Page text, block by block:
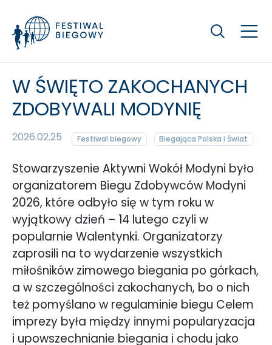
Szukaj
W ŚWIĘTO ZAKOCHANYCH
ZDOBYWALI MODYNIĘ
2026.02.25 Festiwal biegowy Biegająca Polska i Świat
Stowarzyszenie Aktywni Wokół Modyni było
organizatorem Biegu Zdobywców Modyni
2026, które odbyło się w tym roku w
wyjątkowy dzień – 14 lutego czyli w
popularnie Walentynki. Organizatorzy
zaprosili na to wydarzenie wszystkich
miłośników zimowego biegania po górkach,
a w szczególności zakochanych, bo o nich
też pomyślano w regulaminie biegu Celem
imprezy była między innymi popularyzacja
i upowszechnianie biegania i chodu jako